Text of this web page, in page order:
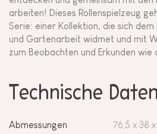
arbeiten! Dieses Rollenspielzeug
Serie: einer Kollektion, die sich
und Gartenarbeit widmet und mit
zum Beobachten und Erkunden
Technische Daten
Abmessungen 76,5 x 38